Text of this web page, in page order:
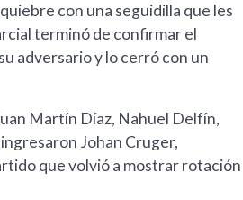
con una seguidilla que les
terminó de confirmar el
adversario y lo cerró con un
Martín Díaz, Nahuel Delfín,
Johan Cruger,
que volvió a mostrar rotación